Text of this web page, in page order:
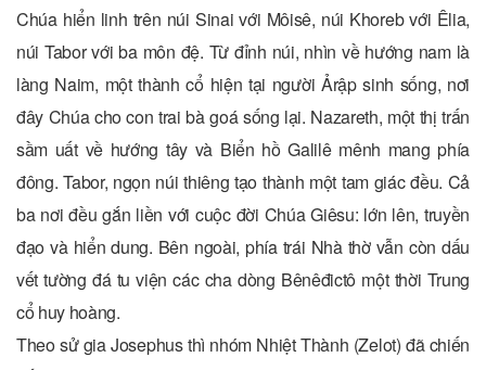
Chúa hiển linh trên núi Sinai với Môisê, núi Khoreb với Êlia,
núi Tabor với ba môn đệ. Từ đỉnh núi, nhìn về hướng nam là
làng Naim, một thành cổ hiện tại người Ảrập sinh sống, nơi
đây Chúa cho con trai bà goá sống lại. Nazareth, một thị trấn
sầm uất về hướng tây và Biển hồ Galilê mênh mang phía
đông. Tabor, ngọn núi thiêng tạo thành một tam giác đều. Cả
ba nơi đều gắn liền với cuộc đời Chúa Giêsu: lớn lên, truyền
đạo và hiển dung. Bên ngoài, phía trái Nhà thờ vẫn còn dấu
vết tường đá tu viện các cha dòng Bênêđictô một thời Trung
cổ huy hoàng.
Theo sử gia Josephus thì nhóm Nhiệt Thành (Zelot) đã chiến